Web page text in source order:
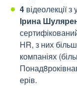
4 відеолекції
Ірина
HR, з них
компаніях
ерів.